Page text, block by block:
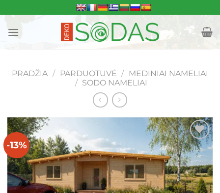
to
content
PRADŽIA / PARDUOTUVĖ /
MEDINIAI NAMELIAI
/ SODO NAMELIAI
-13% Mėgstamiausias